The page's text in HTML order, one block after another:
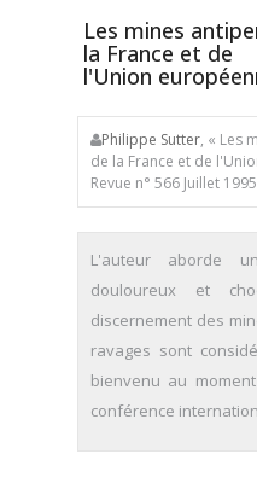
Les mines
la France et de
l'Union
Philippe Sutter, « Les
de la France et de
Revue n° 566 Juillet 1995
L'auteur aborde
douloureux et
discernement des
ravages sont
bienvenu au
conférence